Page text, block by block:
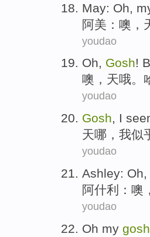
May: Oh
阿美 ： 噢 ，
youdao
Oh, Gosh!
噢 ， 天哦。
youdao
Gosh, I
天哪 ， 我似
youdao
Ashley: Oh,
阿什利
： 噢 ，
youdao
Oh my gosh